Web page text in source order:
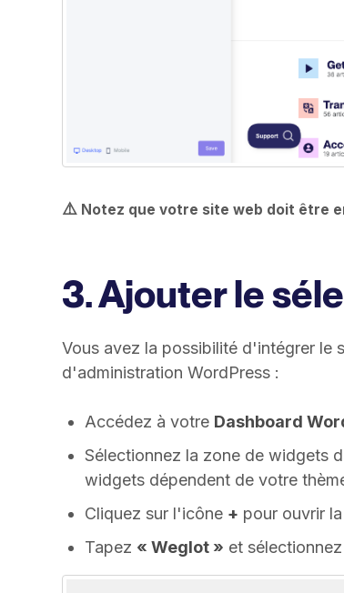
⚠️ Notez que votre site web doit être
3. Ajouter le
Vous avez la possibilité d'intégrer le
d'administration WordPress :
Accédez à votre Dashboard
Sélectionnez la zone de widgets
widgets dépendent de votre
Cliquez sur l'icône + pour ouvrir
Tapez « Weglot » et sélectionnez